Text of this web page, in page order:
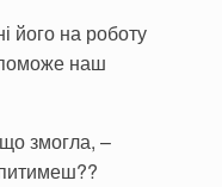
його на роботу
наш
змогла, –